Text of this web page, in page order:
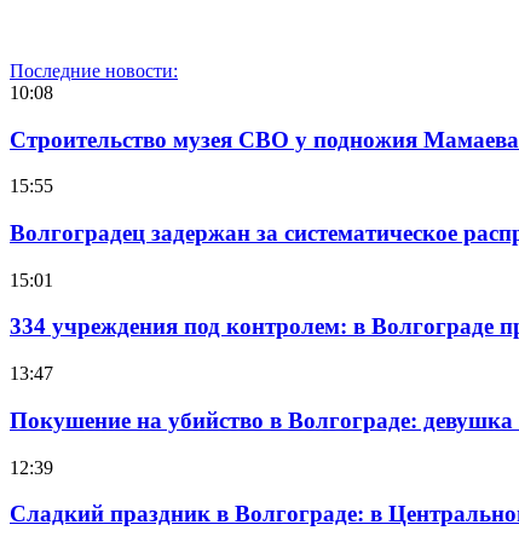
Последние новости:
10:08
Строительство музея СВО у подножия
15:55
Волгоградец задержан за систематическое
15:01
334 учреждения под контролем: в Волгограде
13:47
Покушение на убийство в Волгограде:
12:39
Сладкий праздник в Волгограде: в